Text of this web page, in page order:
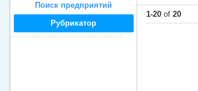
Поиск предприятий
Рубрикатор
1-20of 20